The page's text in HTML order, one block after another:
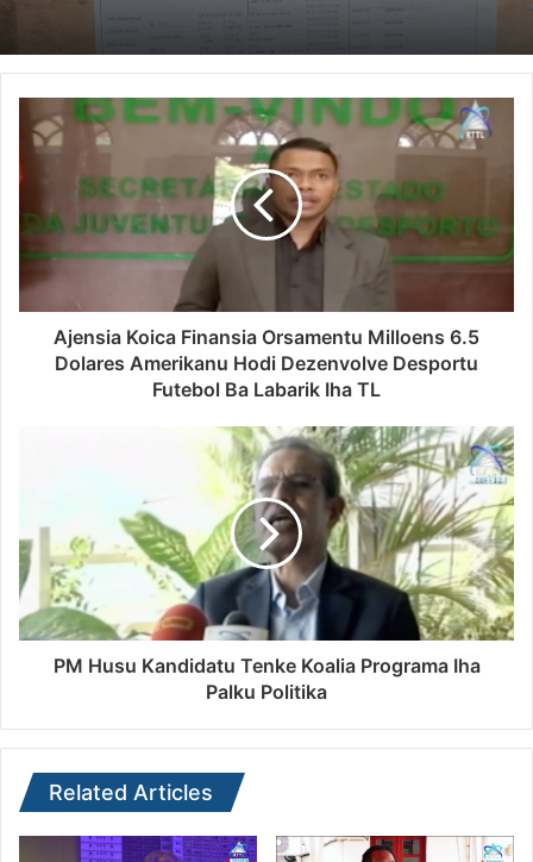
Ajensia Koica Finansia Orsamentu Milloens 6.5
Dolares Amerikanu Hodi Dezenvolve Desportu
Futebol Ba Labarik Iha TL
PM Husu Kandidatu Tenke Koalia Programa Iha
Palku Politika
Related Articles